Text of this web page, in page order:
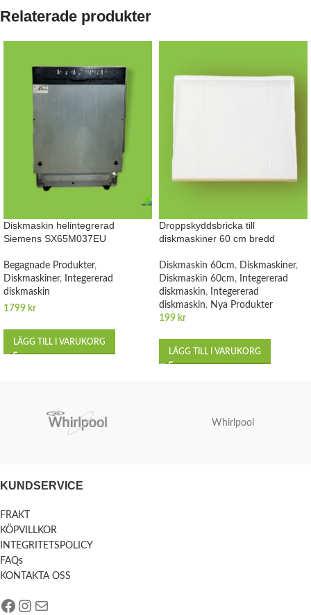
Relaterade produkter
Diskmaskin helintegrerad
Siemens SX65M037EU
Begagnade Produkter,
Diskmaskiner,
Integererad
diskmaskin
1799 kr
LÄGG TILL I VARUKORG
Droppskyddsbricka till
diskmaskiner 60 cm bredd
Diskmaskin 60cm, Diskmaskiner,
Diskmaskin 60cm,
Integererad
diskmaskin,
Integererad
diskmaskin, Nya Produkter
199 kr
LÄGG TILL I VARUKORG
Whirlpool
KUNDSERVICE
FRAKT
KÖPVILLKOR
INTEGRITETSPOLICY
FAQs
KONTAKTA OSS